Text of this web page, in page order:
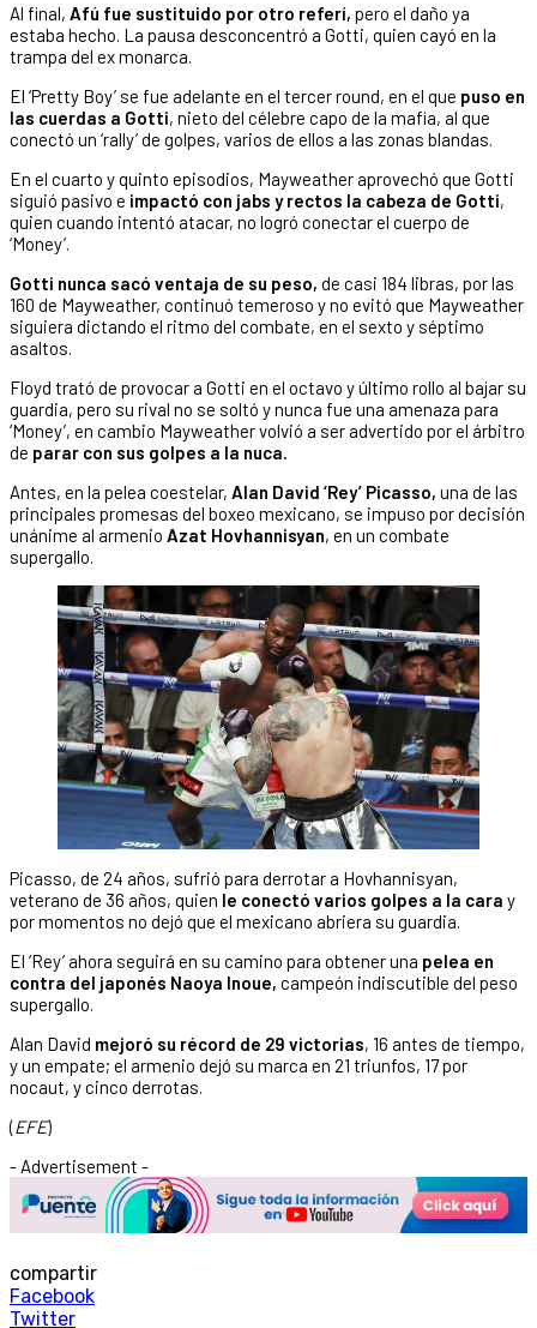
Al final, Afú fue sustituido por otro referí, pero el daño ya
estaba hecho. La pausa desconcentró a Gotti, quien cayó en la
trampa del ex monarca.
El ‘Pretty Boy’ se fue adelante en el tercer round, en el que puso en
las cuerdas a Gotti, nieto del célebre capo de la mafia, al que
conectó un ‘rally’ de golpes, varios de ellos a las zonas blandas.
En el cuarto y quinto episodios, Mayweather aprovechó que Gotti
siguió pasivo e impactó con jabs y rectos la cabeza de Gotti,
quien cuando intentó atacar, no logró conectar el cuerpo de
‘Money’.
Gotti nunca sacó ventaja de su peso, de casi 184 libras, por las
160 de Mayweather, continuó temeroso y no evitó que Mayweather
siguiera dictando el ritmo del combate, en el sexto y séptimo
asaltos.
Floyd trató de provocar a Gotti en el octavo y último rollo al bajar su
guardia, pero su rival no se soltó y nunca fue una amenaza para
‘Money’, en cambio Mayweather volvió a ser advertido por el árbitro
de parar con sus golpes a la nuca.
Antes, en la pelea coestelar, Alan David ‘Rey’ Picasso, una de las
principales promesas del boxeo mexicano, se impuso por decisión
unánime al armenio Azat Hovhannisyan, en un combate
supergallo.
Picasso, de 24 años, sufrió para derrotar a Hovhannisyan,
veterano de 36 años, quien le conectó varios golpes a la cara y
por momentos no dejó que el mexicano abriera su guardia.
El ‘Rey’ ahora seguirá en su camino para obtener una pelea en
contra del japonés Naoya Inoue, campeón indiscutible del peso
supergallo.
Alan David mejoró su récord de 29 victorias, 16 antes de tiempo,
y un empate; el armenio dejó su marca en 21 triunfos, 17 por
nocaut, y cinco derrotas.
(EFE)
- Advertisement -
compartir
Facebook
Twitter